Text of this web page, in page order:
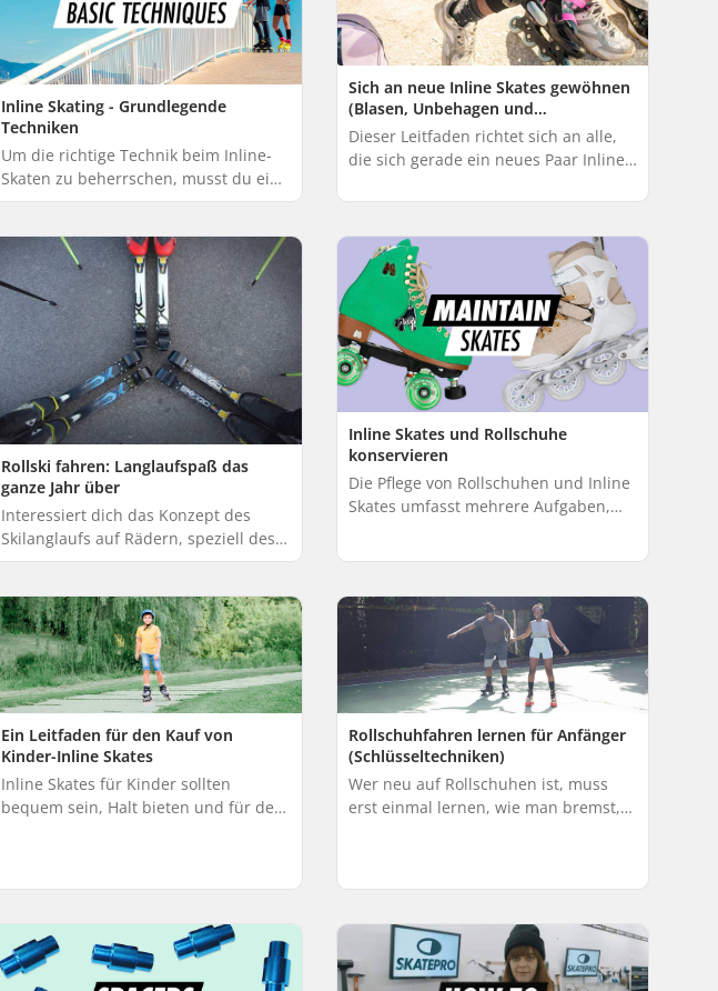
Inline Skating - Grundlegende
Techniken
Um die richtige Technik beim Inline-
Skaten zu beherrschen, musst du eine
stabile Haltung einnehmen, Bremsen
und Stü...
Sich an neue Inline Skates gewöhnen
(Blasen, Unbehagen und
Passformprobleme vermeiden)
Dieser Leitfaden richtet sich an alle,
die sich gerade ein neues Paar Inline
gesundheitlichen Gründen oder in
Rollski fahren: Langlaufspaß das
ganze Jahr über
Interessiert dich das Konzept des
Skilanglaufs auf Rädern, speziell des
Rollskifahrens? Erfahre, wie dieser
es gi...
Inline Skates und Rollschuhe
konservieren
Die Pflege von Rollschuhen und Inline
Skates umfasst mehrere Aufgaben,
Ein Leitfaden für den Kauf von
Kinder-Inline Skates
Inline Skates für Kinder sollten
bequem sein, Halt bieten und für den
Rollschuhfahren lernen für Anfänger
(Schlüsseltechniken)
Wer neu auf Rollschuhen ist, muss
erst einmal lernen, wie man bremst,